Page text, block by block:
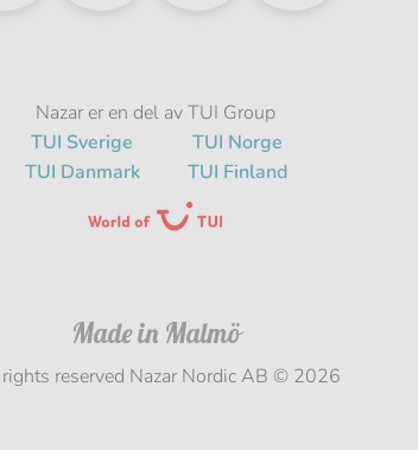
Nazar er en del av TUI Group
TUI Sverige
TUI Norge
TUI Danmark
TUI Finland
Made in Malmö
reserved Nazar Nordic AB © 2026